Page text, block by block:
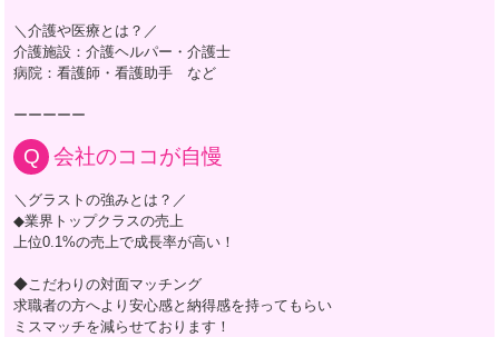
＼介護や医療とは？／
介護施設：介護ヘルパー・介護士
病院：看護師・看護助手 など
ーーーーー
会社のココが自慢
＼グラストの強みとは？／
◆業界トップクラスの売上
上位0.1%の売上で成長率が高い！
◆こだわりの対面マッチング
求職者の方へより安心感と納得感を持ってもらい
ミスマッチを減らせております！